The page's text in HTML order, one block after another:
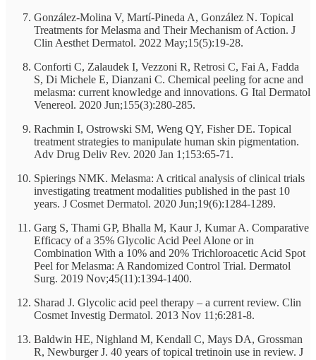
González-Molina V, Martí-Pineda A, González N. Topical
Treatments for Melasma and Their Mechanism of Action. J
Clin Aesthet Dermatol. 2022 May;15(5):19-28.
Conforti C, Zalaudek I, Vezzoni R, Retrosi C, Fai A, Fadda
S, Di Michele E, Dianzani C. Chemical peeling for acne and
melasma: current knowledge and innovations. G Ital Dermatol
Venereol. 2020 Jun;155(3):280-285.
Rachmin I, Ostrowski SM, Weng QY, Fisher DE. Topical
treatment strategies to manipulate human skin pigmentation.
Adv Drug Deliv Rev. 2020 Jan 1;153:65-71.
Spierings NMK. Melasma: A critical analysis of clinical trials
investigating treatment modalities published in the past 10
years. J Cosmet Dermatol. 2020 Jun;19(6):1284-1289.
Garg S, Thami GP, Bhalla M, Kaur J, Kumar A. Comparative
Efficacy of a 35% Glycolic Acid Peel Alone or in
Combination With a 10% and 20% Trichloroacetic Acid Spot
Peel for Melasma: A Randomized Control Trial. Dermatol
Surg. 2019 Nov;45(11):1394-1400.
Sharad J. Glycolic acid peel therapy – a current review. Clin
Cosmet Investig Dermatol. 2013 Nov 11;6:281-8.
Baldwin HE, Nighland M, Kendall C, Mays DA, Grossman
R, Newburger J. 40 years of topical tretinoin use in review. J